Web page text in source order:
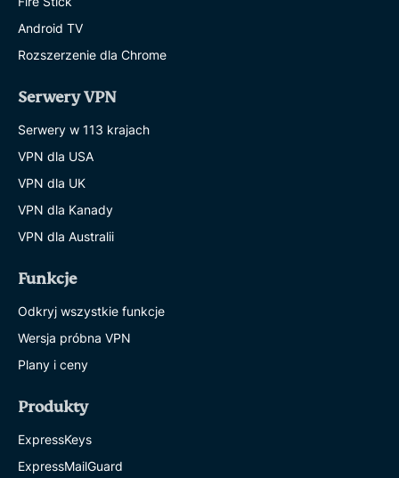
Android TV
Rozszerzenie dla Chrome
Serwery VPN
Serwery w 113 krajach
VPN dla USA
VPN dla UK
VPN dla Kanady
VPN dla Australii
Funkcje
Odkryj wszystkie funkcje
Wersja próbna VPN
Plany i ceny
Produkty
ExpressKeys
ExpressMailGuard